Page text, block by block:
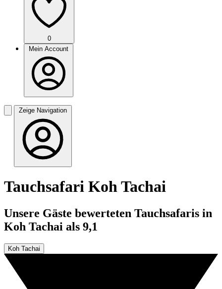
0
Mein Account
Zeige Navigation
Tauchsafari Koh Tachai
Unsere Gäste bewerteten Tauchsafaris in
Koh Tachai als 9,1
Koh Tachai